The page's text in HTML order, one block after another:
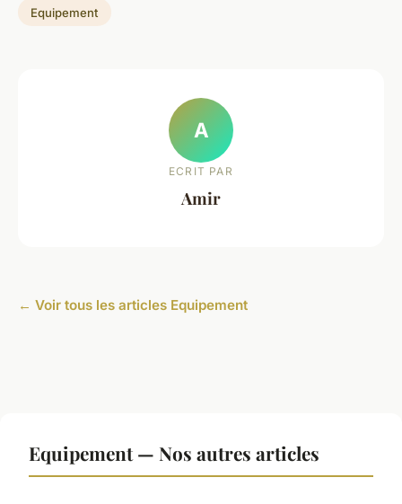
Equipement
A
ECRIT PAR
Amir
← Voir tous les articles Equipement
Equipement — Nos autres articles